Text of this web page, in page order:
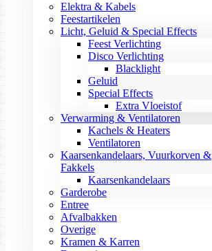
Elektra & Kabels
Feestartikelen
Licht, Geluid & Special Effects
Feest Verlichting
Disco Verlichting
Blacklight
Geluid
Special Effects
Extra Vloeistof
Verwarming & Ventilatoren
Kachels & Heaters
Ventilatoren
Kaarsenkandelaars, Vuurkorven &
Fakkels
Kaarsenkandelaars
Garderobe
Entree
Afvalbakken
Overige
Kramen & Karren